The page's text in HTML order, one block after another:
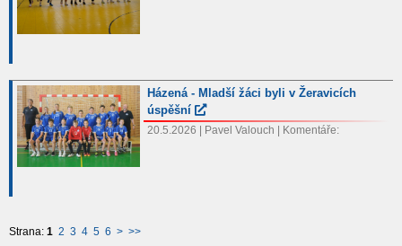
Házená - Mladší žáci byli v Žeravicích
úspěšní
20.5.2026 | Pavel Valouch | Komentáře:
Strana: 1 2 3 4 5 6 > >>